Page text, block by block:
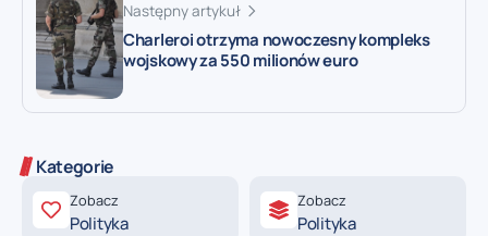
Następny artykuł
Charleroi otrzyma nowoczesny kompleks
wojskowy za 550 milionów euro
Kategorie
Zobacz
Polityka
Zobacz
Polityka